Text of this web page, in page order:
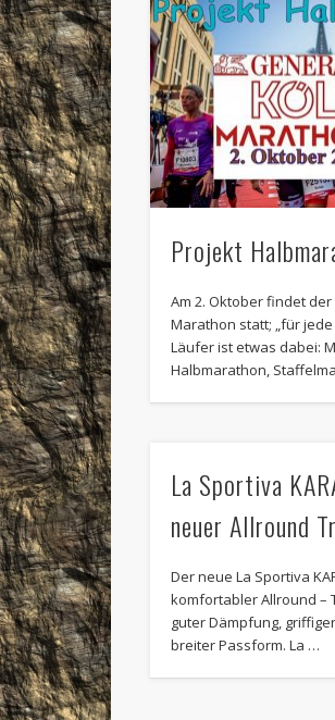
Projekt
Am 2. Oktober findet
Marathon statt; „für
Läufer ist etwas dabei:
Halbmarathon,
La Sportiva
neuer Allround
Der neue La Sportiva
komfortabler Allround –
guter Dämpfung,
breiter Passform. La …